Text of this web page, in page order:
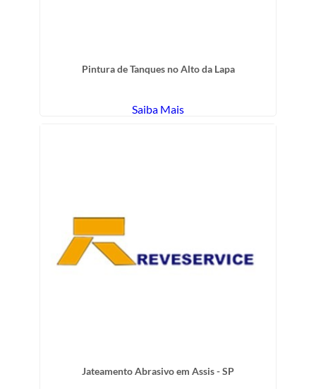
Pintura de Tanques no Alto da Lapa
Saiba Mais
Jateamento Abrasivo em Assis - SP